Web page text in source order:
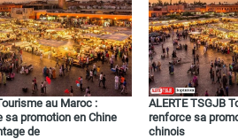
au Maroc :
sa promotion en Chine
de
ALERTE TSGJB
renforce sa
chinois